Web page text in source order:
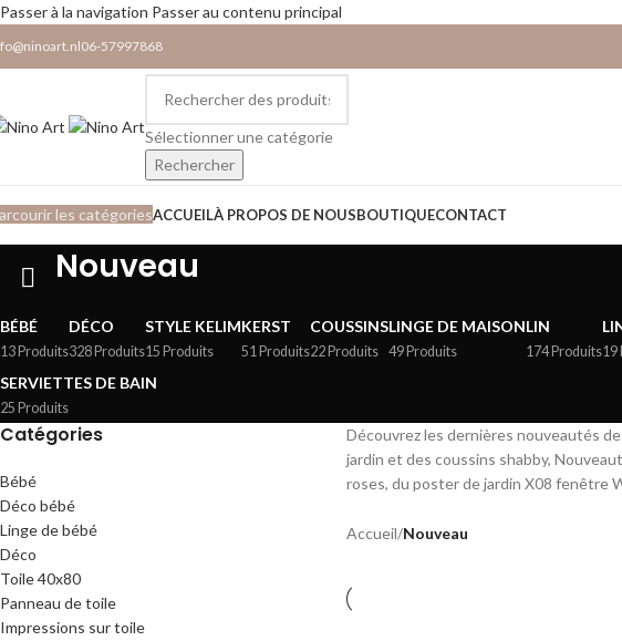
Passer à la navigation Passer au contenu principal
06-57997868
Sélectionner une catégorie
Rechercher
les catégoriesACCUEILÀ PROPOS DE NOUSBOUTIQUECONTACT
Nouveau
BÉBÉ
13 Produits
DÉCO
328 Produits
STYLE KELIM
15 Produits
KERST
51 Produits
COUSSINS
22 Produits
LINGE DE MAISON
49 Produits
LIN
174 Produits19
SERVIETTES DE BAIN
25 Produits
Catégories
Bébé
Déco bébé
Linge de bébé
Déco
Toile 40x80
Panneau de toile
Impressions sur toile
Découvrez les dernières nouveautés
jardin et des coussins shabby,
roses, du poster de jardin X08 fenêtre
Accueil/Nouveau